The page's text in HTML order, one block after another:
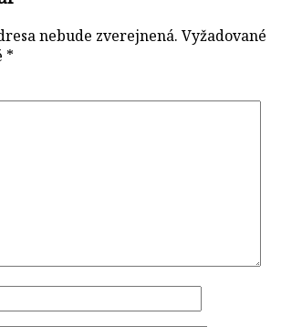
nebude zverejnená. Vyžadované
*